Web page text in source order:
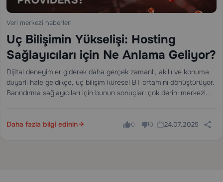
Veri merkezi haberleri
Uç Bilişimin Yükselişi: Hosting
Sağlayıcıları için Ne Anlama Geliyor?
Dijital deneyimler giderek daha gerçek zamanlı, akıllı ve konuma
duyarlı hale geldikçe, uç bilişim küresel BT ortamını dönüştürüyor.
Barındırma sağlayıcıları için bunun sonuçları çok derin: merkezi
Daha fazla bilgi edinin
0 0 24.07.2025